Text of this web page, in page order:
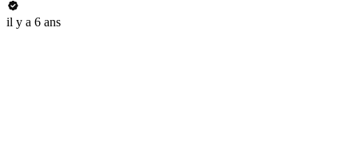
il y a 6 ans